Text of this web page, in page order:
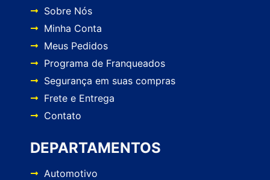
Sobre Nós
Minha Conta
Meus Pedidos
Programa de Franqueados
Segurança em suas compras
Frete e Entrega
Contato
DEPARTAMENTOS
Automotivo